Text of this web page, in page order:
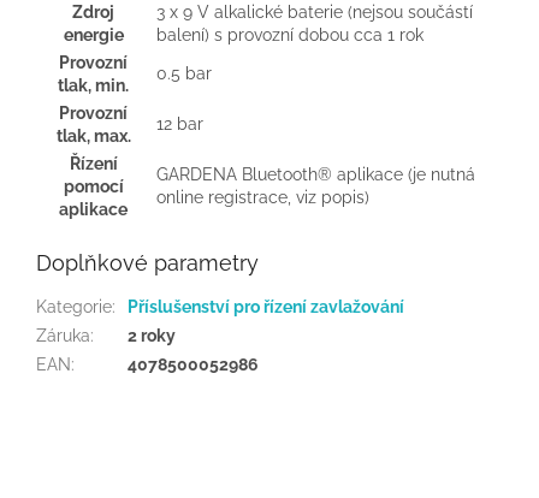
Zdroj
energie
3 x 9 V alkalické baterie (nejsou součástí
balení) s provozní dobou cca 1 rok
Provozní
tlak, min.
0.5 bar
Provozní
tlak, max.
12 bar
Řízení
pomocí
aplikace
GARDENA Bluetooth® aplikace (je nutná
online registrace, viz popis)
Doplňkové parametry
Kategorie:
Příslušenství pro řízení zavlažování
Záruka:
2 roky
EAN: 4078500052986